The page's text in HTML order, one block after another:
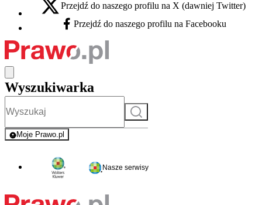
X - otwiera się w nowej karcie
Przejdź do naszego profilu na X (dawniej Twitter)
Facebook - otwiera się w nowej karcie
Przejdź do naszego profilu na Facebooku
Wyszukiwarka
Szukaj
Moje Prawo.pl
- rejestracja i logowanie do serwisu
Nasze serwisy